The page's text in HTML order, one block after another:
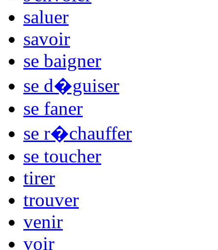
saluer
savoir
se baigner
se d�guiser
se faner
se r�chauffer
se toucher
tirer
trouver
venir
voir